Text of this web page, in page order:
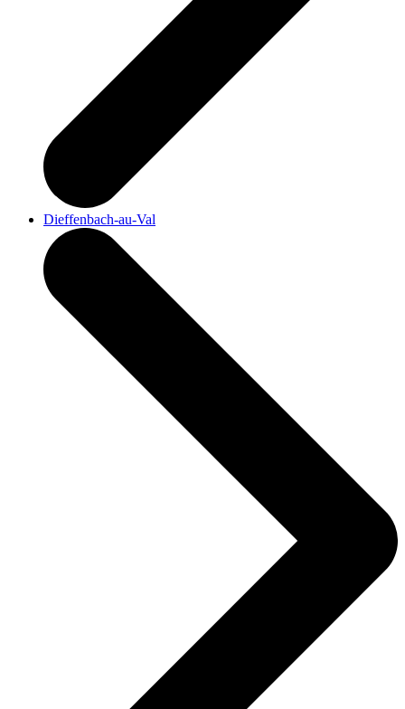
Dieffenbach-au-Val